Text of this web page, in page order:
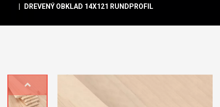
DREVENÝ OBKLAD 14X121 RUNDPROFIL